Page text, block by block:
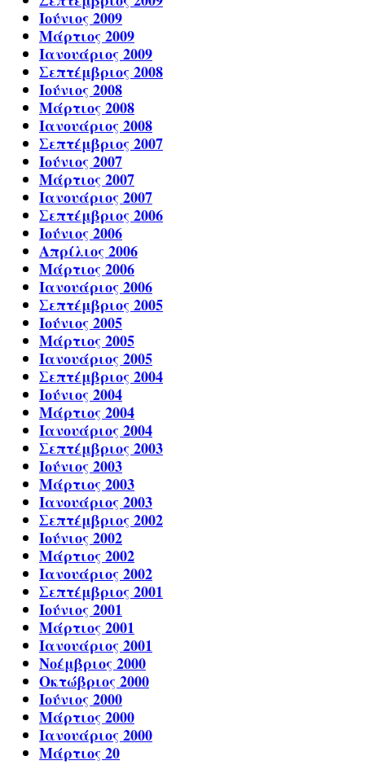
Ιούνιος 2009
Μάρτιος 2009
Ιανουάριος 2009
Σεπτέμβριος 2008
Ιούνιος 2008
Μάρτιος 2008
Ιανουάριος 2008
Σεπτέμβριος 2007
Ιούνιος 2007
Μάρτιος 2007
Ιανουάριος 2007
Σεπτέμβριος 2006
Ιούνιος 2006
Απρίλιος 2006
Μάρτιος 2006
Ιανουάριος 2006
Σεπτέμβριος 2005
Ιούνιος 2005
Μάρτιος 2005
Ιανουάριος 2005
Σεπτέμβριος 2004
Ιούνιος 2004
Μάρτιος 2004
Ιανουάριος 2004
Σεπτέμβριος 2003
Ιούνιος 2003
Μάρτιος 2003
Ιανουάριος 2003
Σεπτέμβριος 2002
Ιούνιος 2002
Μάρτιος 2002
Ιανουάριος 2002
Σεπτέμβριος 2001
Ιούνιος 2001
Μάρτιος 2001
Ιανουάριος 2001
Νοέμβριος 2000
Οκτώβριος 2000
Ιούνιος 2000
Μάρτιος 2000
Ιανουάριος 2000
Μάρτιος 20